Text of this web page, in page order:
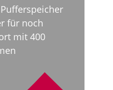
für noch
mit 400